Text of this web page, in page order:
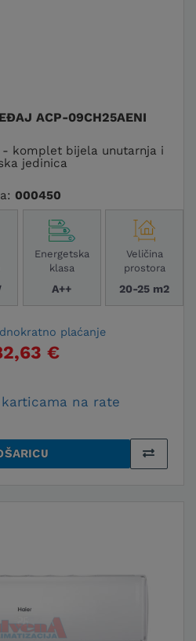
ACP-09CH25AENI
- komplet bijela unutarnja i
jedinica
000450
Energetska
klasa
A++
Veličina
prostora
20-25 m2
plaćanje
€
karticama na rate